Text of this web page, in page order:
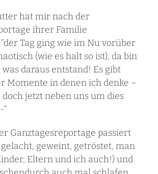
hat mir nach der
ihrer Familie
Tag ging wie im Nu vorüber
(wie es halt so ist), da bin
daraus entstand! Es gibt
Momente in denen ich denke –
doch jetzt neben uns um dies
Ganztagesreportage passiert
geweint, getröstet, man
Eltern und ich auch!) und